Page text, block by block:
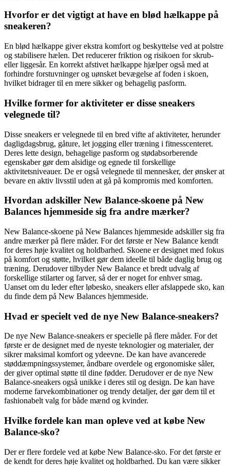
Hvorfor er det vigtigt at have en blød hælkappe på
sneakeren?
En blød hælkappe giver ekstra komfort og beskyttelse ved at polstre
og stabilisere hælen. Det reducerer friktion og risikoen for skrub-
eller liggesår. En korrekt afstivet hælkappe hjælper også med at
forhindre forstuvninger og uønsket bevægelse af foden i skoen,
hvilket bidrager til en mere sikker og behagelig pasform.
Hvilke former for aktiviteter er disse sneakers
velegnede til?
Disse sneakers er velegnede til en bred vifte af aktiviteter, herunder
dagligdagsbrug, gåture, let jogging eller træning i fitnesscenteret.
Deres lette design, behagelige pasform og stødabsorberende
egenskaber gør dem alsidige og egnede til forskellige
aktivitetsniveauer. De er også velegnede til mennesker, der ønsker at
bevare en aktiv livsstil uden at gå på kompromis med komforten.
Hvordan adskiller New Balance-skoene på New
Balances hjemmeside sig fra andre mærker?
New Balance-skoene på New Balances hjemmeside adskiller sig fra
andre mærker på flere måder. For det første er New Balance kendt
for deres høje kvalitet og holdbarhed. Skoene er designet med fokus
på komfort og støtte, hvilket gør dem ideelle til både daglig brug og
træning. Derudover tilbyder New Balance et bredt udvalg af
forskellige stilarter og farver, så der er noget for enhver smag.
Uanset om du leder efter løbesko, sneakers eller afslappede sko, kan
du finde dem på New Balances hjemmeside.
Hvad er specielt ved de nye New Balance-sneakers?
De nye New Balance-sneakers er specielle på flere måder. For det
første er de designet med de nyeste teknologier og materialer, der
sikrer maksimal komfort og ydeevne. De kan have avancerede
støddæmpningssystemer, åndbare overdele og ergonomiske såler,
der giver optimal støtte til dine fødder. Derudover er de nye New
Balance-sneakers også unikke i deres stil og design. De kan have
moderne farvekombinationer og trendy detaljer, der gør dem til et
fashionabelt valg for både mænd og kvinder.
Hvilke fordele kan man opleve ved at købe New
Balance-sko?
Der er flere fordele ved at købe New Balance-sko. For det første er
de kendt for deres høje kvalitet og holdbarhed. Du kan være sikker